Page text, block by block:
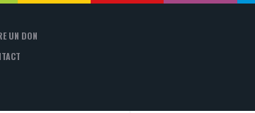
UN DON